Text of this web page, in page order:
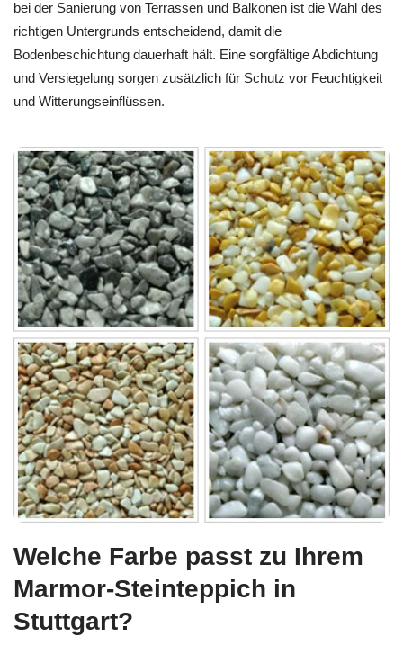
bei der Sanierung von Terrassen und Balkonen ist die Wahl des
richtigen Untergrunds entscheidend, damit die
Bodenbeschichtung dauerhaft hält. Eine sorgfältige Abdichtung
und Versiegelung sorgen zusätzlich für Schutz vor Feuchtigkeit
und Witterungseinflüssen.
Welche Farbe passt zu Ihrem
Marmor-Steinteppich in
Stuttgart?